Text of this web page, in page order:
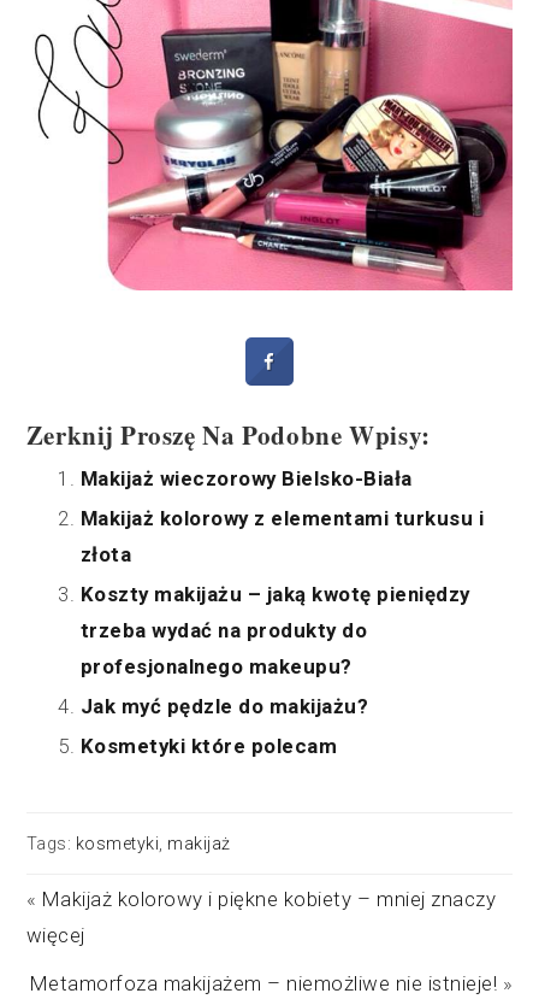
Zerknij Proszę Na Podobne Wpisy:
Makijaż wieczorowy Bielsko-Biała
Makijaż kolorowy z elementami turkusu i
złota
Koszty makijażu – jaką kwotę pieniędzy
trzeba wydać na produkty do
profesjonalnego makeupu?
Jak myć pędzle do makijażu?
Kosmetyki które polecam
Tags: kosmetyki, makijaż
« Makijaż kolorowy i piękne kobiety – mniej znaczy
więcej
Metamorfoza makijażem – niemożliwe nie istnieje! »